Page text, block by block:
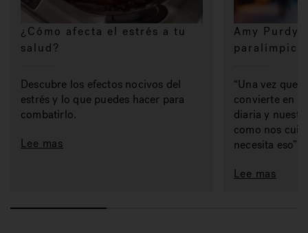
¿Cómo afecta el estrés a tu
salud?
Descubre los efectos nocivos del
estrés y lo que puedes hacer para
combatirlo.
Lee mas
Amy Purdy,
paralímpica
“Una vez que
convierte en
diaria y
como nos
necesita eso”.
Lee mas